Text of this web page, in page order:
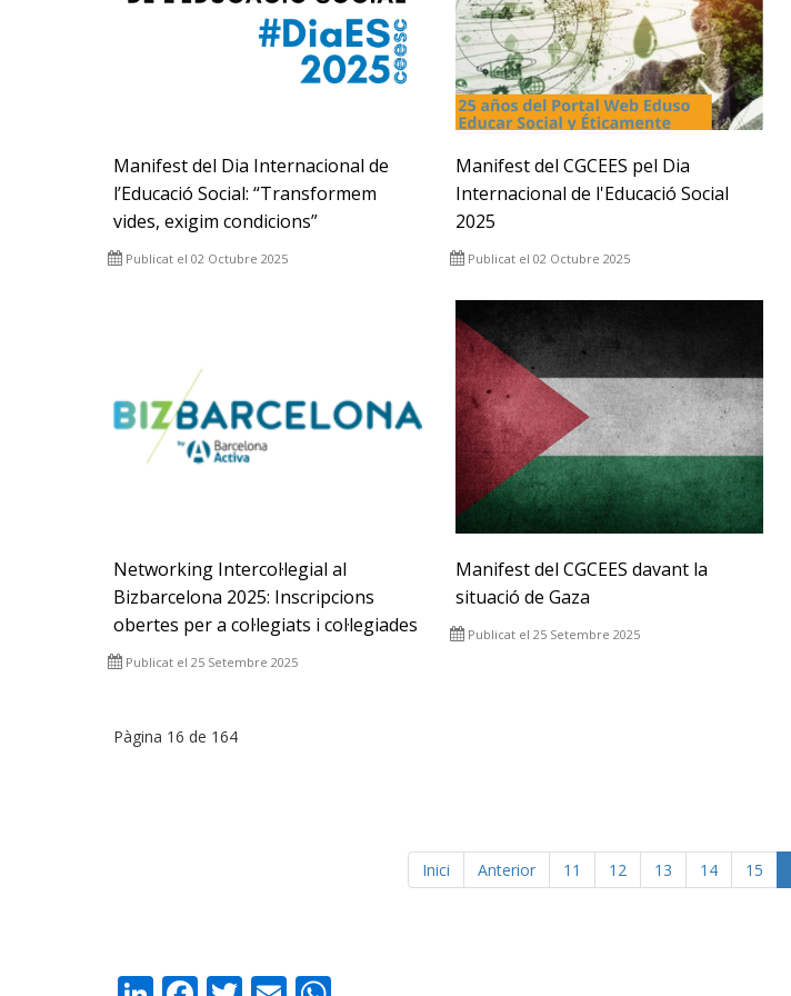
Manifest del Dia Internacional de
l’Educació Social: “Transformem
vides, exigim condicions”
Publicat el 02 Octubre 2025
Manifest del CGCEES pel Dia
Internacional de l'Educació Social
2025
Publicat el 02 Octubre 2025
Networking Intercol·legial al
Bizbarcelona 2025: Inscripcions
obertes per a col·legiats i col·legiades
Publicat el 25 Setembre 2025
Manifest del CGCEES davant la
situació de Gaza
Publicat el 25 Setembre 2025
Pàgina 16 de 164
Inici Anterior 11 12 13 14 15